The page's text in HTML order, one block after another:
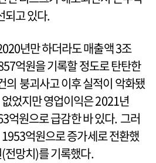
되고 있다.
년만 하더라도 매출액 3조
억원을 기록할 정도로 탄탄한
붕괴사고 이후 실적이 악화됐
었지만 영업이익은 2021년
억원으로 급감한 바 있다. 그러
억원으로 증가세로 전환했
전망치)를 기록했다.